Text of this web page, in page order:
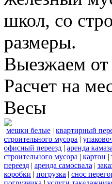
школ, со
размеры.
Выезжаем от
Расчет на
Весы
мешки белые | квартирный
строительного мусора |
офисный переезд | аренда камаза
строительного мусора | картон |
переезд | аренда самосвала |
коробки | погрузка | снос